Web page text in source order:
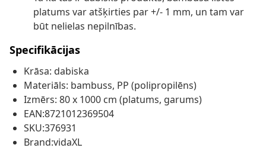
platums var atšķirties par +/- 1 mm, un tam var
būt nelielas nepilnības.
Specifikācijas
Krāsa: dabiska
Materiāls: bambuss, PP (polipropilēns)
Izmērs: 80 x 1000 cm (platums, garums)
EAN:8721012369504
SKU:376931
Brand:vidaXL